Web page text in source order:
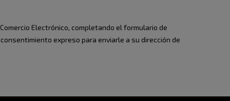
Electrónico, completando el formulario de
expreso para enviarle a su dirección de